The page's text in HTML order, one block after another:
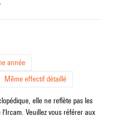
année
Même effectif détaillé
elle ne reflète pas les
Veuillez vous référer aux